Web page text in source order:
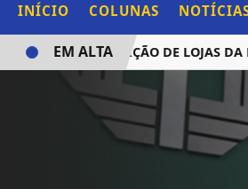
INÍCIO COLUNAS
AQUISIÇÃO DE LOJAS DA REDE
EM ALTA